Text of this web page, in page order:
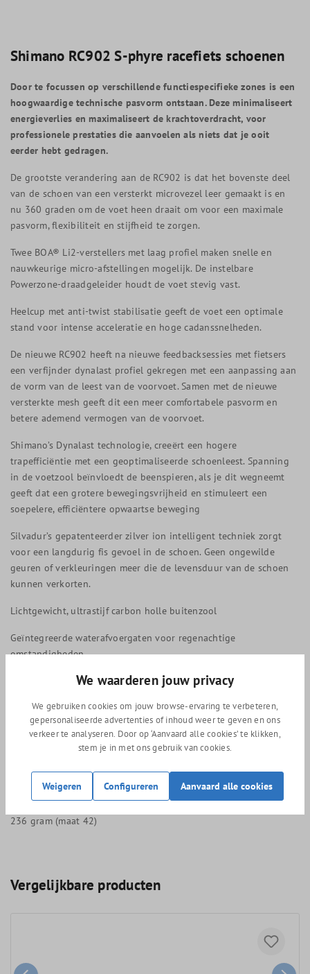
Shimano RC902 S-phyre racefiets schoenen
Door te focussen op verschillende functiespecifieke zones is een
hoogwaardige technische pasvorm ontstaan. Deze minimaliseert
energieverlies en maximaliseert de krachtoverdracht, voor
professionele prestaties die aanvoelen als niets dat je ooit
eerder hebt gedragen.
De grootste verandering aan de RC902 is dat het bovenste deel
van de schoen van een versterkt microvezel leer gemaakt is en
nu 360 graden om de voet heen draait om voor een maximale
pasvorm, flexibiliteit en stijfheid te zorgen.
Twee BOA® Li2-verstellers met laag profiel maken snelle en
nauwkeurige micro-afstellingen mogelijk. De instelbare
Powerzone-draadgeleider houdt de voet stevig vast.
Heelcup met anti-twist stabilisatie geeft de voet een optimale
stand voor intense acceleratie en hoge cadanssnelheden.
De nieuwe RC902 heeft na nieuwe feedbacksessies met fietsers
een verfijnder dynalast profiel gekregen met een aanpassing aan
de vorm van de leest van de voorvoet. Samen met de nieuwe
versterkte mesh geeft dit een meer comfortabele pasvorm en
betere ademend vermogen van de voorvoet.
Shimano’s Dynalast technologie, creeërt een hogere
trapefficiëntie met een geoptimaliseerde schoenleest. Spanning
in de voetzool beïnvloedt de beenspieren, als je dit wegneemt
geeft dat een grotere bewegingsvrijheid en stimuleert een
soepelere, efficiëntere opwaartse beweging
Silvadur’s gepatenteerder zilver ion intelligent techniek zorgt
voor een langdurig fis gevoel in de schoen. Geen ongewilde
geuren of verkleuringen meer die de levensduur van de schoen
kunnen verkorten.
Lichtgewicht, ultrastijf carbon holle buitenzool
Geïntegreerde waterafvoergaten voor regenachtige
omstandigheden
Groot verstelbereik van de pasvorm, daardoor geschikt voor
Passend op het Shimano SPD-SL systeem
Het best te combineren met het Shimano PD-R9100 Dura ace
Extra wijd (22 mm) afstelgebied voor de schoenplaatjes.
236 gram (maat 42)
Vergelijkbare producten
We waarderen jouw privacy
We gebruiken cookies om jouw browse-ervaring te verbeteren,
gepersonaliseerde advertenties of inhoud weer te geven en ons
verkeer te analyseren. Door op ‘Aanvaard alle cookies’ te klikken,
stem je in met ons gebruik van cookies.
Weigeren Configureren Aanvaard alle cookies